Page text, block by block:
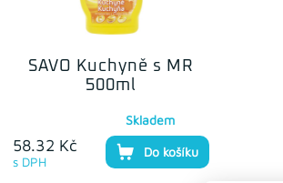
SAVO Kuchyně s MR
500ml
58.32 Kč
s DPH
Skladem
Do košíku